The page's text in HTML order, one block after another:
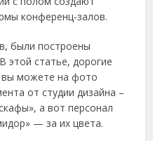
конференц-залов.
были построены
этой статье, дорогие
вы можете на фото
от студии дизайна –
а вот персонал
— за их цвета.